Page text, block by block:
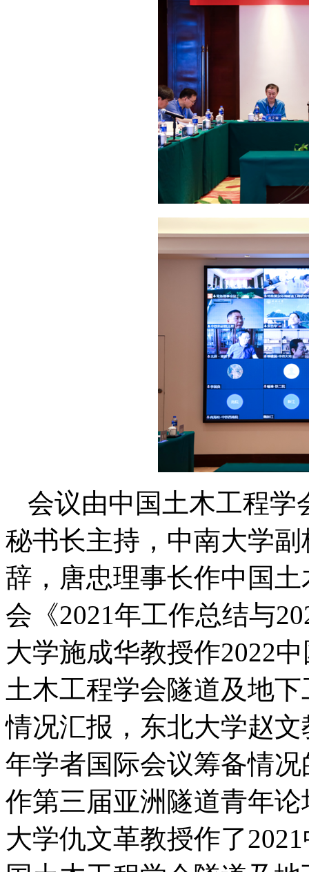
会议由中国土木工程学
秘书长主持，中南大学
辞，唐忠理事长作中国
会《2021年工作总结与
大学施成华教授作2022
土木工程学会隧道及地
情况汇报，东北大学赵
年学者国际会议筹备情
作第三届亚洲隧道青年
大学仇文革教授作了2021